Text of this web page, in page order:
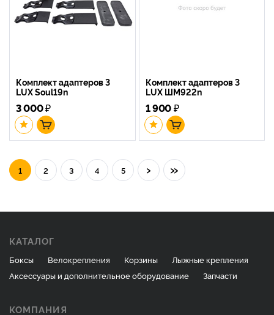
Комплект адаптеров 3
LUX Soul19n
3 000₽
Комплект адаптеров 3
LUX ШМ922n
1 900₽
1 2 3 4 5 › »
КАТАЛОГ
Боксы Велокрепления Корзины
Лыжные крепления
Аксессуары и дополнительное оборудование
Запчасти
КОМПАНИЯ